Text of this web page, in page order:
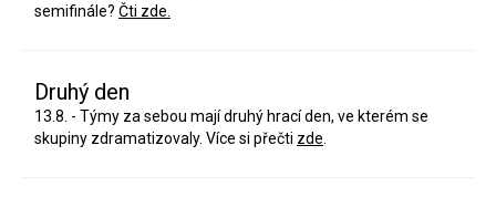
semifinále? Čti zde.
Druhý den
13.8. - Týmy za sebou mají druhý hrací den, ve kterém se
skupiny zdramatizovaly. Více si přečti zde